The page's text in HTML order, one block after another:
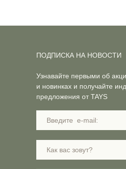
Узнавайте первыми об
и новинках и получайте
предложения от TAYS
ПОДПИСКА НА НОВОСТИ